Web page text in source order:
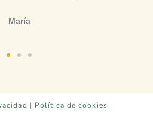
| Política de cookies